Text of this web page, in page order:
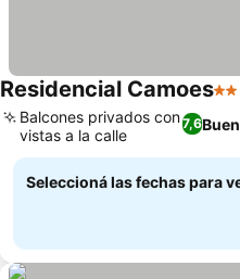
Residencial Camoes2
7,6
Balcones privados con
vistas a la calle
Seleccioná las fechas para